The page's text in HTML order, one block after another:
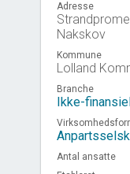
Adresse
Nakskov
Kommune
Lolland
Branche
Ikke-
Antal ansatte